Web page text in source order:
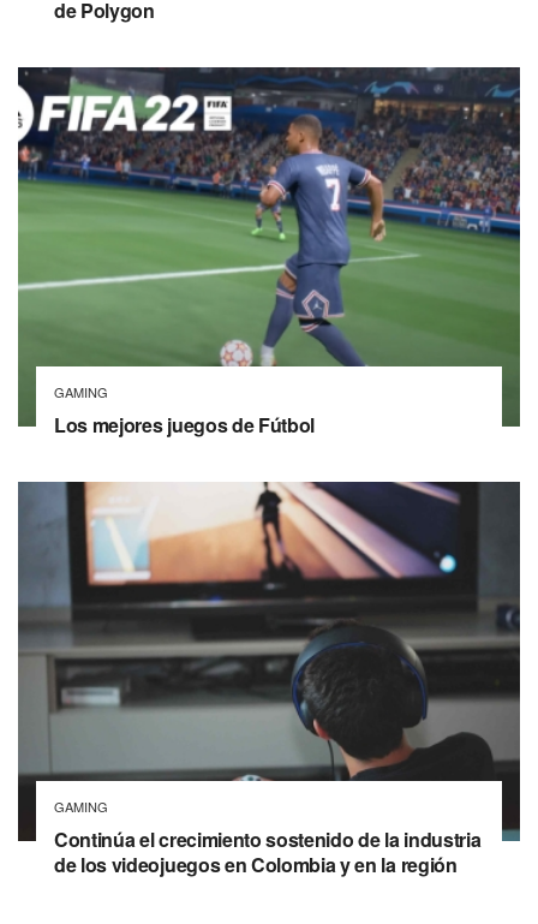
de Polygon
GAMING
Los mejores juegos de Fútbol
GAMING
Continúa el crecimiento sostenido de la industria
de los videojuegos en Colombia y en la región